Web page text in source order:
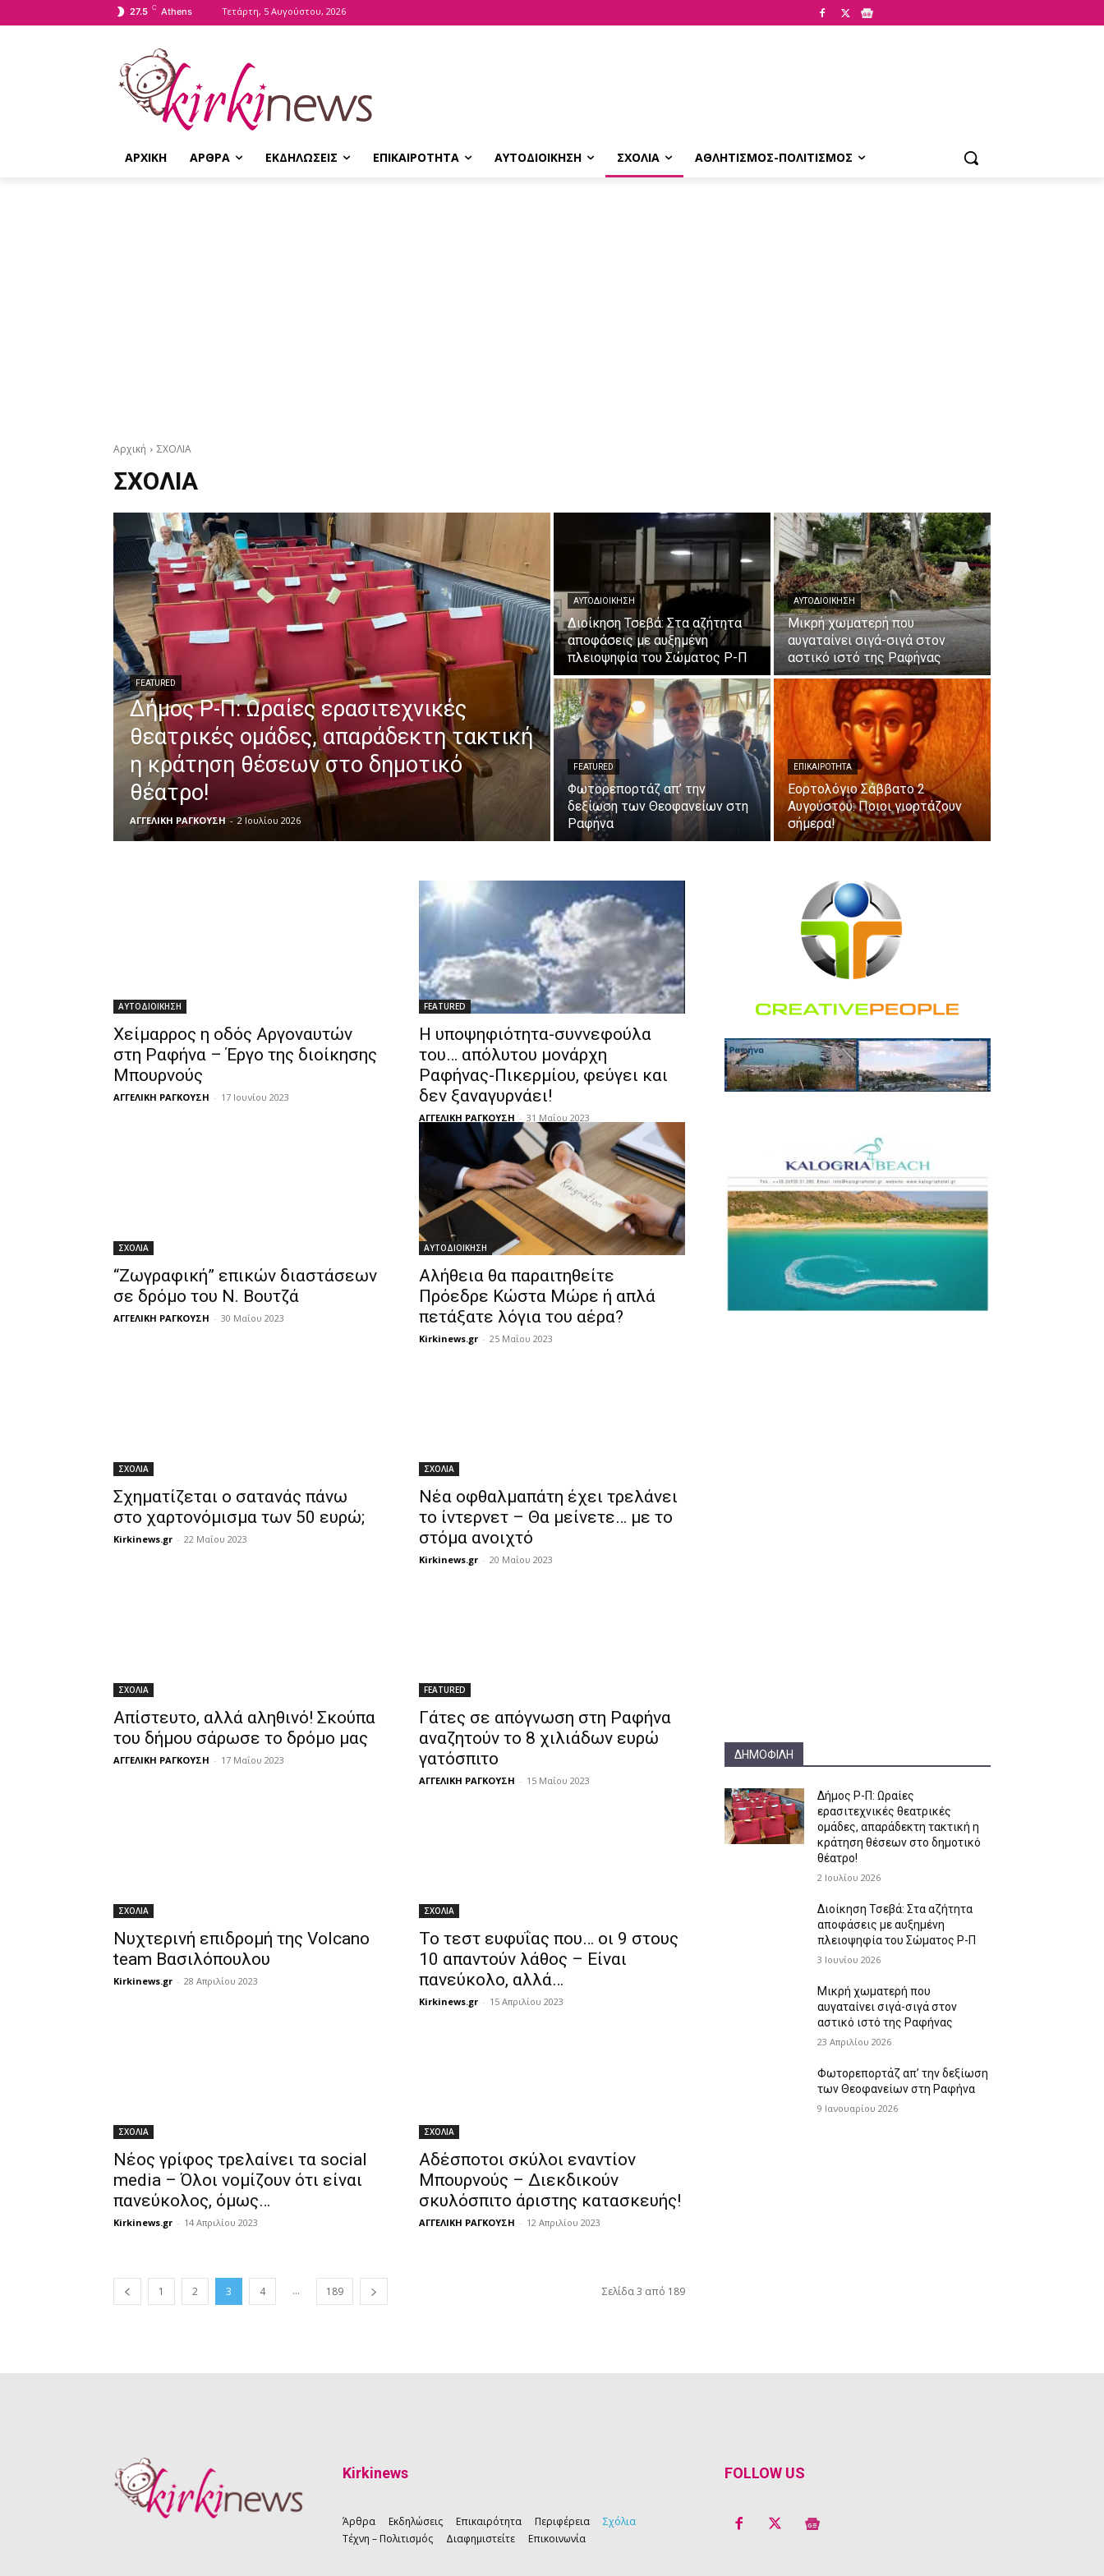
27.5 C Athens Τετάρτη, 5 Αυγούστου, 2026
ΑΡΧΙΚΗ ΑΡΘΡΑ ΕΚΔΗΛΩΣΕΙΣ ΕΠΙΚΑΙΡΟΤΗΤΑ ΑΥΤΟΔΙΟΙΚΗΣΗ ΣΧΟΛΙΑ ΑΘΛΗΤΙΣΜΟΣ-ΠΟΛΙΤΙΣΜΟΣ
Αρχική ΣΧΟΛΙΑ
ΣΧΟΛΙΑ
FEATURED
Δήμος Ρ-Π: Ωραίες ερασιτεχνικές
θεατρικές ομάδες, απαράδεκτη τακτική
η κράτηση θέσεων στο δημοτικό
θέατρο!
ΑΓΓΕΛΙΚΗ ΡΑΓΚΟΥΣΗ - 2 Ιουλίου 2026
ΑΥΤΟΔΙΟΙΚΗΣΗ
Διοίκηση Τσεβά: Στα αζήτητα
αποφάσεις με αυξημένη
πλειοψηφία του Σώματος Ρ-Π
ΑΥΤΟΔΙΟΙΚΗΣΗ
Μικρή χωματερή που
αυγαταίνει σιγά-σιγά στον
αστικό ιστό της Ραφήνας
FEATURED
Φωτορεπορτάζ απ’ την
δεξίωση των Θεοφανείων στη
Ραφήνα
ΕΠΙΚΑΙΡΟΤΗΤΑ
Εορτολόγιο Σάββατο 2
Αυγούστου: Ποιοι γιορτάζουν
σήμερα!
ΑΥΤΟΔΙΟΙΚΗΣΗ
Χείμαρρος η οδός Αργοναυτών
στη Ραφήνα – Έργο της διοίκησης
Μπουρνούς
ΑΓΓΕΛΙΚΗ ΡΑΓΚΟΥΣΗ - 17 Ιουνίου 2023
FEATURED
Η υποψηφιότητα-συννεφούλα
του… απόλυτου μονάρχη
Ραφήνας-Πικερμίου, φεύγει και
δεν ξαναγυρνάει!
ΑΓΓΕΛΙΚΗ ΡΑΓΚΟΥΣΗ - 31 Μαΐου 2023
ΣΧΟΛΙΑ
“Ζωγραφική” επικών διαστάσεων
σε δρόμο του Ν. Βουτζά
ΑΓΓΕΛΙΚΗ ΡΑΓΚΟΥΣΗ - 30 Μαΐου 2023
ΑΥΤΟΔΙΟΙΚΗΣΗ
Αλήθεια θα παραιτηθείτε
Πρόεδρε Κώστα Μώρε ή απλά
πετάξατε λόγια του αέρα?
Kirkinews.gr - 25 Μαΐου 2023
ΣΧΟΛΙΑ
Σχηματίζεται ο σατανάς πάνω
στο χαρτονόμισμα των 50 ευρώ;
Kirkinews.gr - 22 Μαΐου 2023
ΣΧΟΛΙΑ
Νέα οφθαλμαπάτη έχει τρελάνει
το ίντερνετ – Θα μείνετε… με το
στόμα ανοιχτό
Kirkinews.gr - 20 Μαΐου 2023
ΣΧΟΛΙΑ
Απίστευτο, αλλά αληθινό! Σκούπα
του δήμου σάρωσε το δρόμο μας
ΑΓΓΕΛΙΚΗ ΡΑΓΚΟΥΣΗ - 17 Μαΐου 2023
FEATURED
Γάτες σε απόγνωση στη Ραφήνα
αναζητούν το 8 χιλιάδων ευρώ
γατόσπιτο
ΑΓΓΕΛΙΚΗ ΡΑΓΚΟΥΣΗ - 15 Μαΐου 2023
ΣΧΟΛΙΑ
Νυχτερινή επιδρομή της Volcano
team Βασιλόπουλου
Kirkinews.gr - 28 Απριλίου 2023
ΣΧΟΛΙΑ
Το τεστ ευφυΐας που… οι 9 στους
10 απαντούν λάθος – Είναι
πανεύκολο, αλλά…
Kirkinews.gr - 15 Απριλίου 2023
ΣΧΟΛΙΑ
Νέος γρίφος τρελαίνει τα social
media – Όλοι νομίζουν ότι είναι
πανεύκολος, όμως…
Kirkinews.gr - 14 Απριλίου 2023
ΣΧΟΛΙΑ
Αδέσποτοι σκύλοι εναντίον
Μπουρνούς – Διεκδικούν
σκυλόσπιτο άριστης κατασκευής!
ΑΓΓΕΛΙΚΗ ΡΑΓΚΟΥΣΗ - 12 Απριλίου 2023
1 2 3 4 ... 189 Σελίδα 3 από 189
ΔΗΜΟΦΙΛΉ
Δήμος Ρ-Π: Ωραίες
ερασιτεχνικές θεατρικές
ομάδες, απαράδεκτη τακτική η
κράτηση θέσεων στο δημοτικό
θέατρο!
2 Ιουλίου 2026
Διοίκηση Τσεβά: Στα αζήτητα
αποφάσεις με αυξημένη
πλειοψηφία του Σώματος Ρ-Π
3 Ιουνίου 2026
Μικρή χωματερή που
αυγαταίνει σιγά-σιγά στον
αστικό ιστό της Ραφήνας
23 Απριλίου 2026
Φωτορεπορτάζ απ’ την δεξίωση
των Θεοφανείων στη Ραφήνα
9 Ιανουαρίου 2026
Kirkinews
Άρθρα Εκδηλώσεις Επικαιρότητα Περιφέρεια
Σχόλια
Τέχνη – Πολιτισμός
Διαφημιστείτε Επικοινωνία
FOLLOW US